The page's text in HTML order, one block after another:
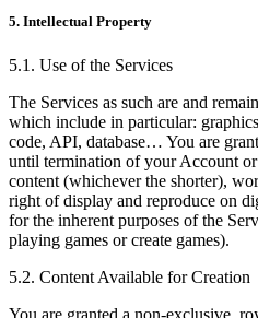
5. Intellectual Property
5.1. Use of the Services
The Services as such are and
which include in particular:
code, API, database… You are
until termination of your Account
content (whichever the shorter),
right of display and reproduce on
for the inherent purposes of the
playing games or create games).
5.2. Content Available for Creation
You are granted a non-exclusive,